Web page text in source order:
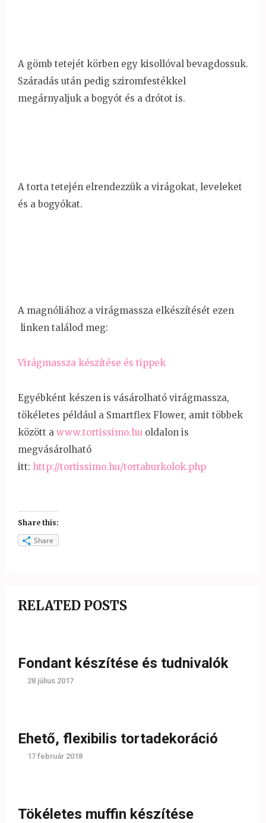
A gömb tetejét körben egy kisollóval bevagdossuk.
Száradás után pedig sziromfestékkel
megárnyaljuk a bogyót és a drótot is.
A torta tetején elrendezzük a virágokat, leveleket
és a bogyókat.
A magnóliához a virágmassza elkészítését ezen
linken találod meg:
Virágmassza készítése és tippek
Egyébként készen is vásárolható virágmassza,
tökéletes például a Smartflex Flower, amit többek
között a www.tortissimo.hu oldalon is
megvásárolható
itt: http://tortissimo.hu/tortaburkolok.php
Share this:
Share
RELATED POSTS
Fondant készítése és tudnivalók
28 július 2017
Ehető, flexibilis tortadekoráció
17 február 2018
Tökéletes muffin készítése